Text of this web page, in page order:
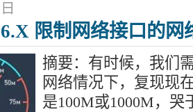
限制网络接口的网
摘要：有时候，我们
网络情况下，复现现
是100M或1000M，